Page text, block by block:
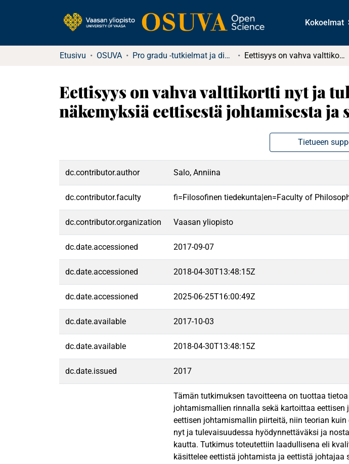
Kokoelmat
Etusivu OSUVA Pro gradu -tutkielmat ja diplomityöt Eettisyys on vahva valttikortti nyt ja tulevaisuudessa: Asiantuntijoiden näkemyksiä eettisestä johtamisesta ja sen tulevaisuudennäkymistä
Eettisyys on vahva valttikortti nyt ja
näkemyksiä eettisestä johtamisesta
Tietueen
dc.contributor.author Salo, Anniina
dc.contributor.faculty fi=Filosofinen tiedekunta|en=Faculty of
dc.contributor.organization Vaasan yliopisto
dc.date.accessioned 2017-09-07
dc.date.accessioned 2018-04-30T13:48:15Z
dc.date.accessioned 2025-06-25T16:00:49Z
dc.date.available 2017-10-03
dc.date.available 2018-04-30T13:48:15Z
dc.date.issued 2017
Tämän tutkimuksen tavoitteena on tuottaa
johtamismallien rinnalla sekä kartoittaa
eettisen johtamismallin piirteitä, niin teorian
nyt ja tulevaisuudessa hyödynnettäväksi ja
kautta. Tutkimus toteutettiin laadullisena eli
käsittelee eettistä johtamista ja eettistä johtajaa